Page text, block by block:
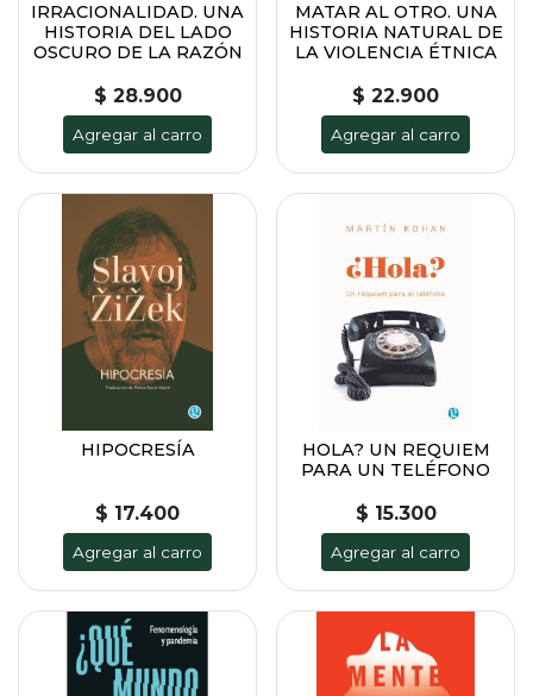
IRRACIONALIDAD. UNA
HISTORIA DEL LADO
OSCURO DE LA RAZÓN
$ 28.900
Agregar al carro
MATAR AL OTRO. UNA
HISTORIA NATURAL DE
LA VIOLENCIA ÉTNICA
$ 22.900
Agregar al carro
HIPOCRESÍA
$ 17.400
Agregar al carro
HOLA? UN REQUIEM
PARA UN TELÉFONO
$ 15.300
Agregar al carro